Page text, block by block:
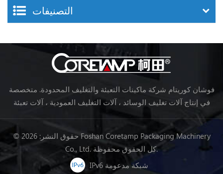
التصنيفات
فوشان كوريتام شركة ماكينات التعبئة والتغليف المحدودة. متخصصة
في إنتاج آلات تغليف الوسائد ، آلات التغليف العمودية ، آلات تعبئة
خط تجهيز الأغذية ، آلات تغليف الخضروات ، آلات التعبئة والتغليف ،
© حقوق النشر: 2026 Foshan Coretamp Packaging Machinery
Co., Ltd. كل الحقوق محفوظة.
IPv6 شبكة مدعومة